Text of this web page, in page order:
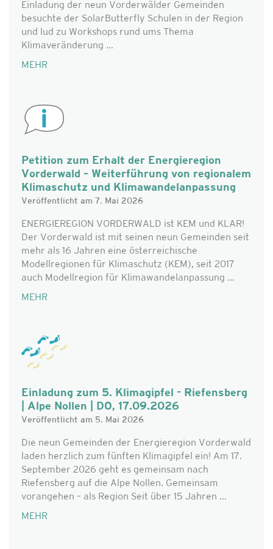
Einladung der neun Vorderwälder Gemeinden
besuchte der SolarButterfly Schulen in der Region
und lud zu Workshops rund ums Thema
Klimaveränderung ...
MEHR
Petition zum Erhalt der Energieregion
Vorderwald – Weiterführung von regionalem
Klimaschutz und Klimawandelanpassung
Veröffentlicht am 7. Mai 2026
ENERGIEREGION VORDERWALD ist KEM und KLAR!
Der Vorderwald ist mit seinen neun Gemeinden seit
mehr als 16 Jahren eine österreichische
Modellregionen für Klimaschutz (KEM), seit 2017
auch Modellregion für Klimawandelanpassung ...
MEHR
Einladung zum 5. Klimagipfel - Riefensberg
| Alpe Nollen | DO, 17.09.2026
Veröffentlicht am 5. Mai 2026
Die neun Gemeinden der Energieregion Vorderwald
laden herzlich zum fünften Klimagipfel ein! Am 17.
September 2026 geht es gemeinsam nach
Riefensberg auf die Alpe Nollen. Gemeinsam
vorangehen – als Region Seit über 15 Jahren ...
MEHR